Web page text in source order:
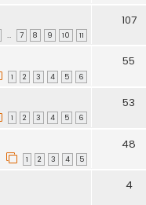
… 7 8 9 10 11
107
1 2 3 4 5 6
55
1 2 3 4 5 6
53
1 2 3 4 5
48
4